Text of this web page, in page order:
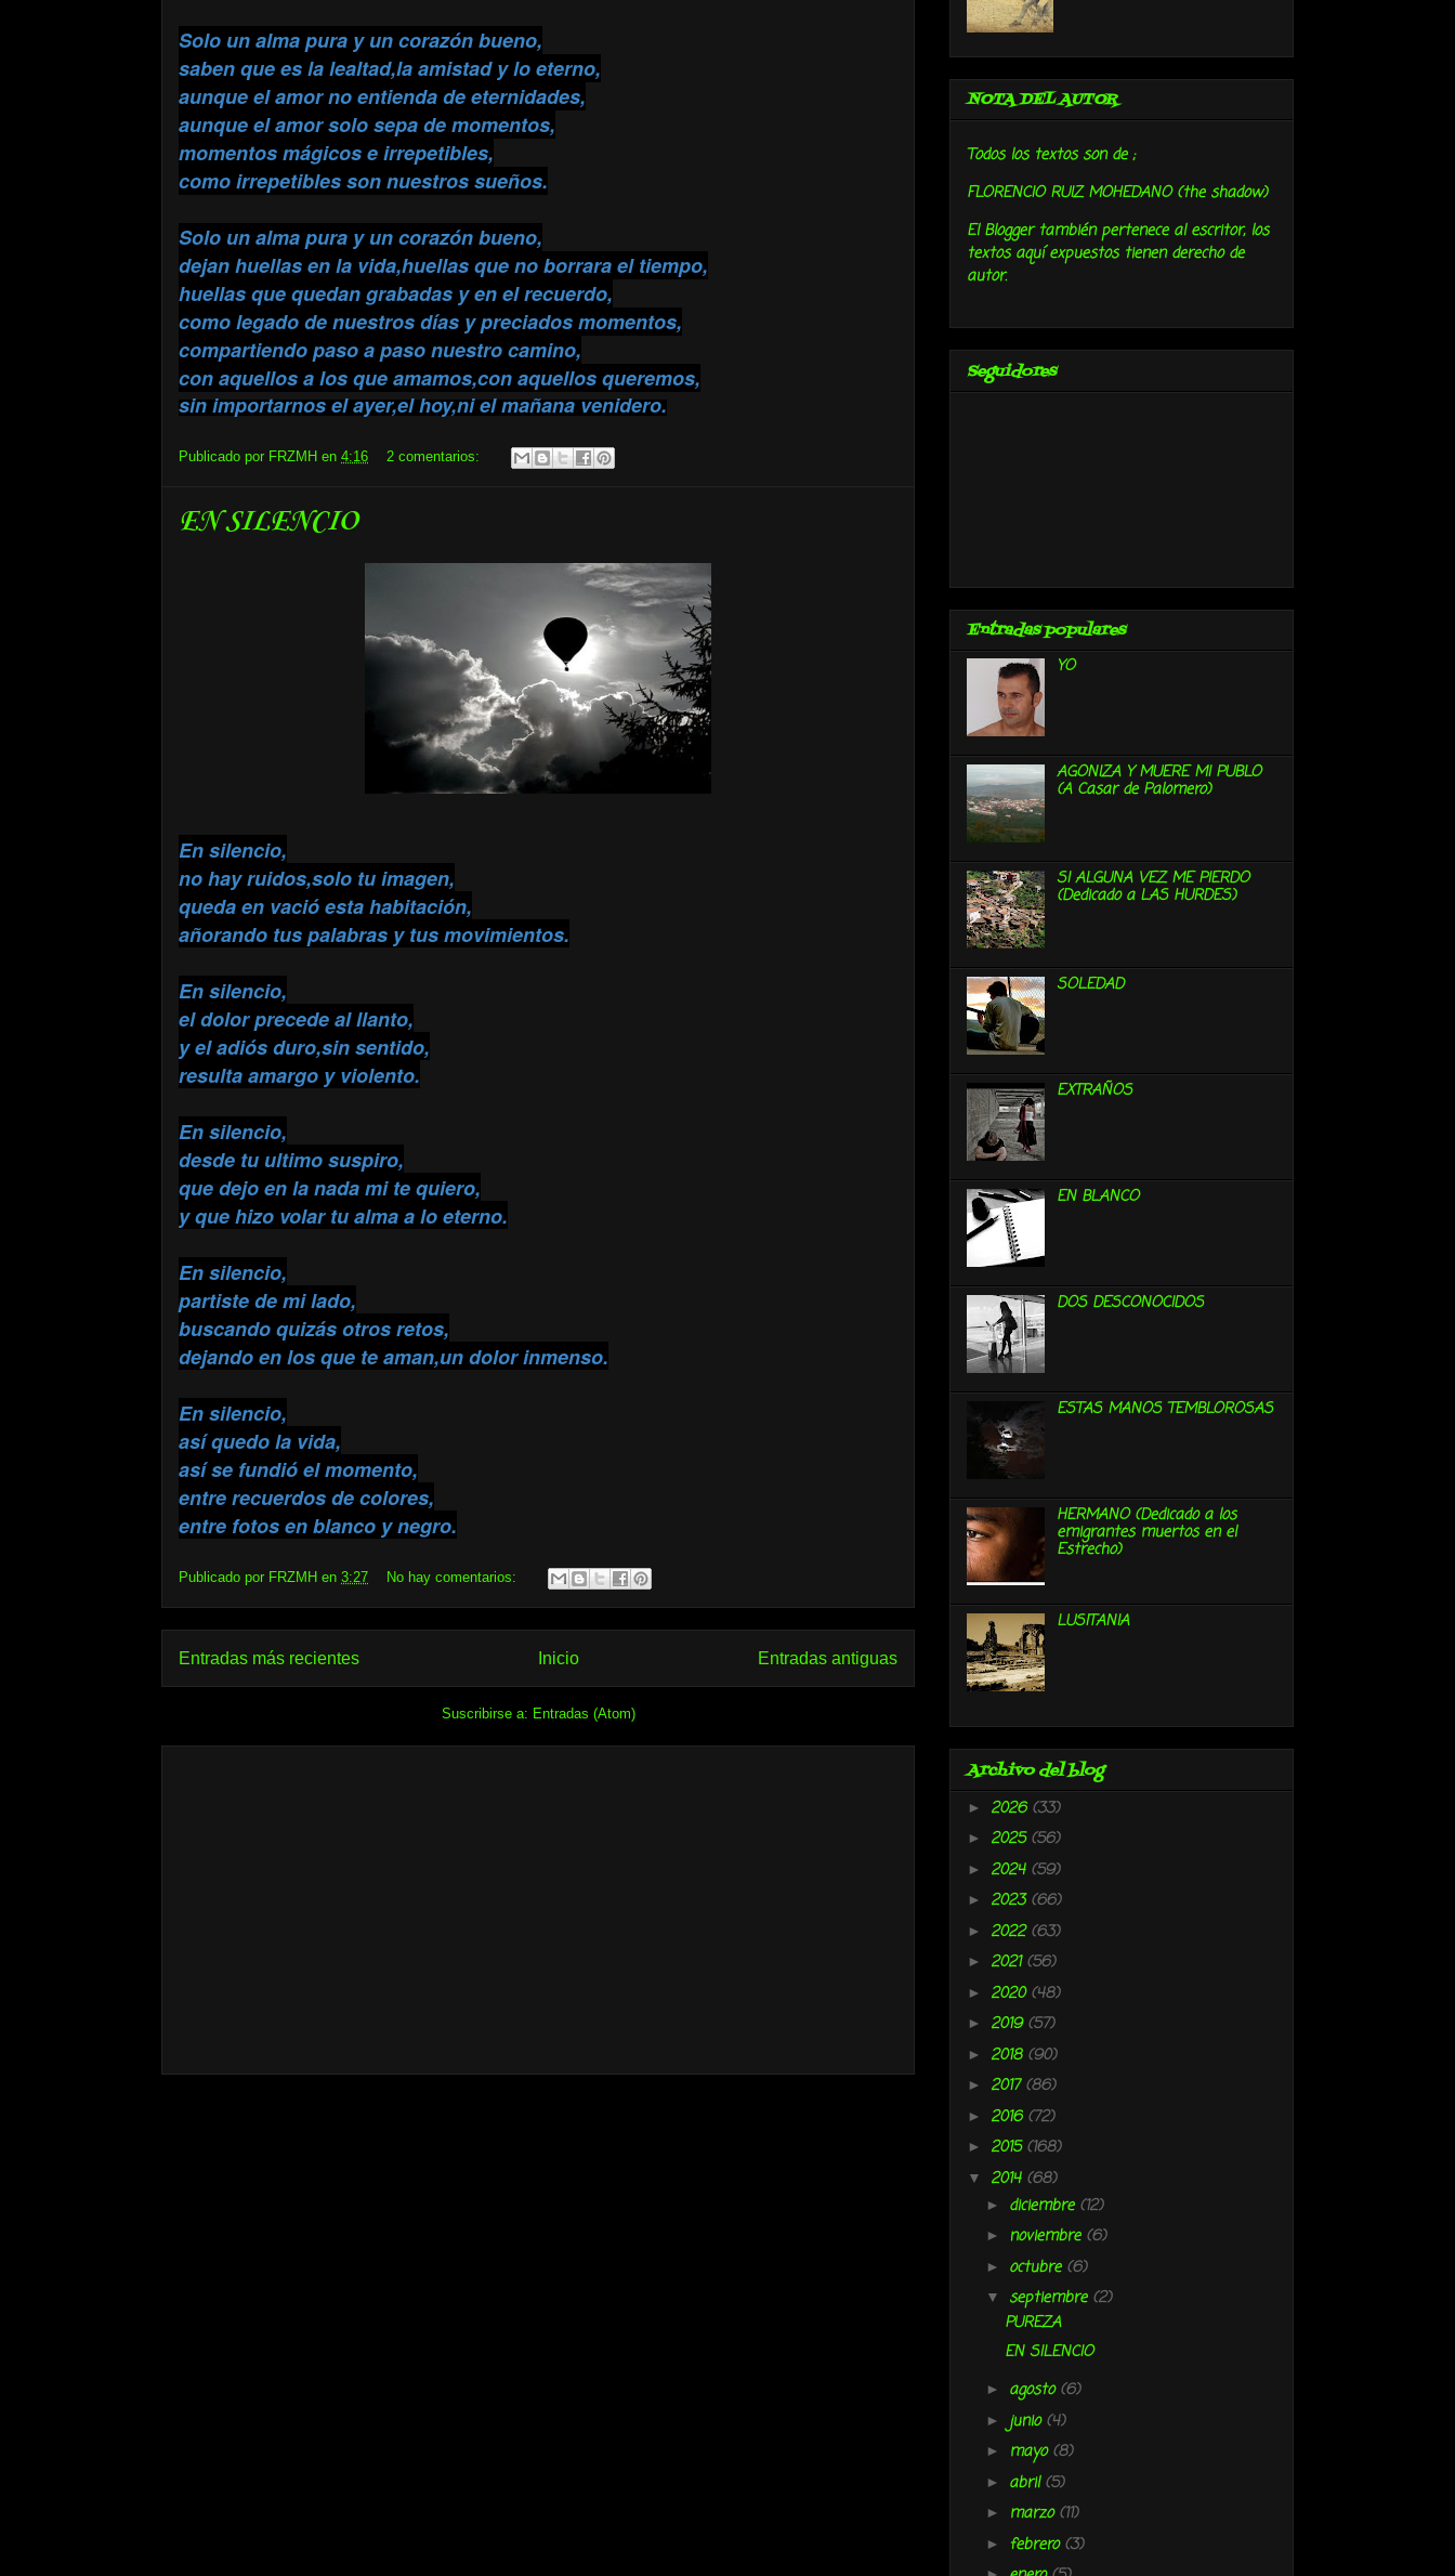
Solo un alma pura y un corazón bueno,
saben que es la lealtad,la amistad y lo eterno,
aunque el amor no entienda de eternidades,
aunque el amor solo sepa de momentos,
momentos mágicos e irrepetibles,
como irrepetibles son nuestros sueños.
Solo un alma pura y un corazón bueno,
dejan huellas en la vida,huellas que no borrara el tiempo,
huellas que quedan grabadas y en el recuerdo,
como legado de nuestros días y preciados momentos,
compartiendo paso a paso nuestro camino,
con aquellos a los que amamos,con aquellos queremos,
sin importarnos el ayer,el hoy,ni el mañana venidero.
Publicado por FRZMH en 4:16 2 comentarios:
EN SILENCIO
En silencio,
no hay ruidos,solo tu imagen,
queda en vació esta habitación,
añorando tus palabras y tus movimientos.
En silencio,
el dolor precede al llanto,
y el adiós duro,sin sentido,
resulta amargo y violento.
En silencio,
desde tu ultimo suspiro,
que dejo en la nada mi te quiero,
y que hizo volar tu alma a lo eterno.
En silencio,
partiste de mi lado,
buscando quizás otros retos,
dejando en los que te aman,un dolor inmenso.
En silencio,
así quedo la vida,
así se fundió el momento,
entre recuerdos de colores,
entre fotos en blanco y negro.
Publicado por FRZMH en 3:27 No hay comentarios:
Entradas más recientes Entradas antiguas
Inicio
Suscribirse a: Entradas (Atom)
NOTA DEL AUTOR
Todos los textos son de ;
FLORENCIO RUIZ MOHEDANO (the shadow)
El Blogger también pertenece al escritor, los
textos aquí expuestos tienen derecho de
autor.
Seguidores
Entradas populares
YO
AGONIZA Y MUERE MI PUBLO
(A Casar de Palomero)
SI ALGUNA VEZ ME PIERDO
(Dedicado a LAS HURDES)
SOLEDAD
EXTRAÑOS
EN BLANCO
DOS DESCONOCIDOS
ESTAS MANOS TEMBLOROSAS
HERMANO (Dedicado a los
emigrantes muertos en el
Estrecho)
LUSITANIA
Archivo del blog
► 2026 (33)
► 2025(56)
► 2024 (59)
► 2023(66)
► 2022(63)
► 2021(56)
► 2020(48)
► 2019(57)
► 2018 (90)
► 2017(86)
► 2016 (72)
► 2015(168)
▼ 2014 (68)
► diciembre (12)
► noviembre (6)
► octubre (6)
▼ septiembre (2)
PUREZA
EN SILENCIO
► agosto(6)
► junio(4)
► mayo(8)
► abril(5)
► marzo(11)
► febrero(3)